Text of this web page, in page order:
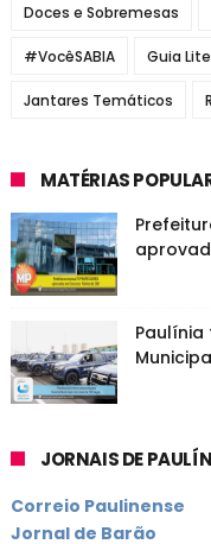
Doces e Sobremesas
#VocêSABIA Guia
Jantares Temáticos
MATÉRIAS
JORNAIS DE
Correio Paulinense
Jornal de Barão